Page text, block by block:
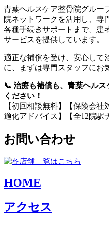
青葉ヘルスケア整骨院グルー
院ネットワークを活用し、専
各種手続きサポートまで、患
サービスを提供しています。
適正な補償を受け、安心して
に、まずは専門スタッフにお
📞 治療も補償も、青葉ヘル
ください！
【初回相談無料】【保険会
適化アドバイス】【全12院駅
お問い合わせ
HOME
アクセス